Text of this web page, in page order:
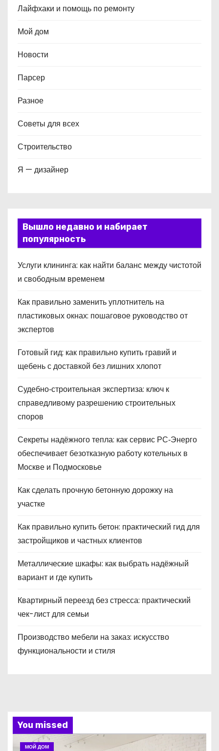
Лайфхаки и помощь по ремонту
Мой дом
Новости
Парсер
Разное
Советы для всех
Строительство
Я — дизайнер
Вышло недавно и набирает
популярность
Услуги клининга: как найти баланс между чистотой
и свободным временем
Как правильно заменить уплотнитель на
пластиковых окнах: пошаговое руководство от
экспертов
Готовый гид: как правильно купить гравий и
щебень с доставкой без лишних хлопот
Судебно‑строительная экспертиза: ключ к
справедливому разрешению строительных
споров
Секреты надёжного тепла: как сервис РС‑Энерго
обеспечивает безотказную работу котельных в
Москве и Подмосковье
Как сделать прочную бетонную дорожку на
участке
Как правильно купить бетон: практический гид для
застройщиков и частных клиентов
Металлические шкафы: как выбрать надёжный
вариант и где купить
Квартирный переезд без стресса: практический
чек-лист для семьи
Производство мебели на заказ: искусство
функциональности и стиля
You missed
МОЙ ДОМ